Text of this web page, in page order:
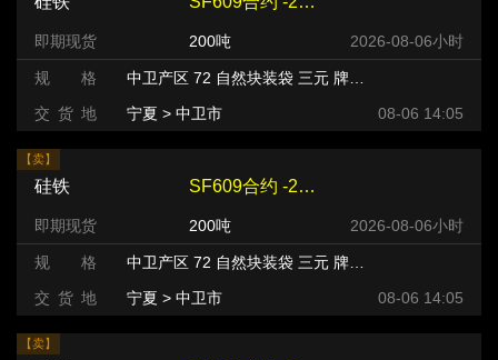
即期现货 200吨 2026-08-06小时
规 格
中卫产区 72 自然块装袋 三元 牌号:FeSi75~B粒度等级/mm
交 货 地
宁夏 > 中卫市 08-06 14:05
【卖】
硅铁 SF609合约 -220 元/吨
即期现货 200吨 2026-08-06小时
规 格
中卫产区 72 自然块装袋 三元 牌号:FeSi75~B粒度等级/mm
交 货 地
宁夏 > 中卫市 08-06 14:05
【卖】